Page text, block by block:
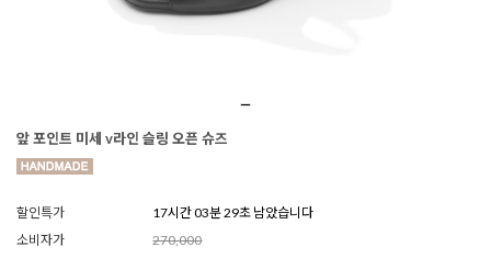
앞 포인트 미세 v라인 슬링 오픈 슈즈
할인특가
17시간 03분 27초 남았습니다
소비자가
270,000